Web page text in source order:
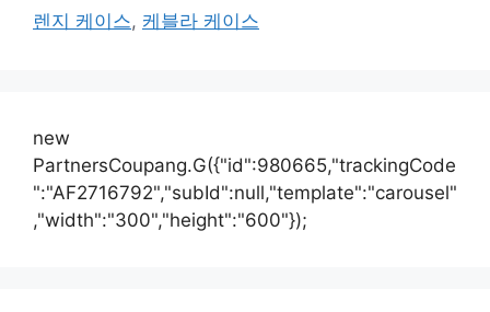
렌지 케이스, 케블라 케이스
new
PartnersCoupang.G({"id":980665,"trackingCode
":"AF2716792","subId":null,"template":"carousel"
,"width":"300","height":"600"});